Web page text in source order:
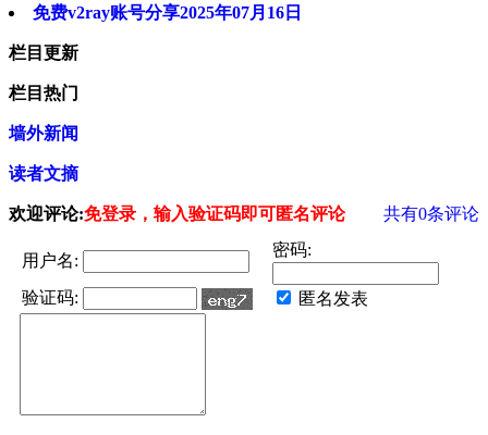
免费v2ray账号分享2025年07月16日
栏目更新
栏目热门
墙外新闻
读者文摘
欢迎评论:免登录，输入验证码即可匿名评论 共有0条评论
用户名:
密码:
验证码: 匿名发表